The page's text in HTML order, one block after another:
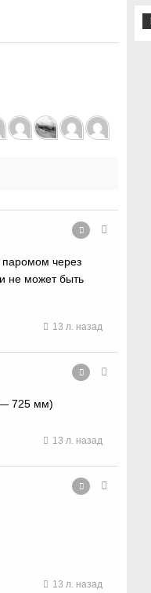
паромом через
не может быть
13 л. назад
— 725 мм)
13 л. назад
13 л. назад